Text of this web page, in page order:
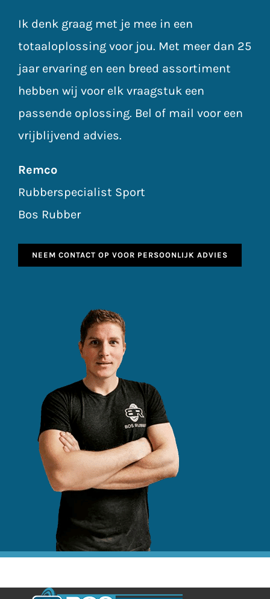
Ik denk graag met je mee in een
totaaloplossing voor jou. Met meer dan 25
jaar ervaring en een breed assortiment
hebben wij voor elk vraagstuk een
passende oplossing. Bel of mail voor een
vrijblijvend advies.
Remco
Rubberspecialist Sport
Bos Rubber
NEEM CONTACT OP VOOR PERSOONLIJK ADVIES